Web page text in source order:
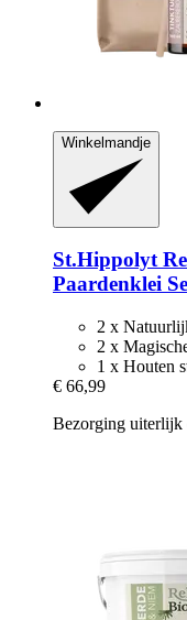
Winkelmandje
St.Hippolyt
Paardenklei
2 x
2 x
1 x Houten
€ 66,99
Bezorging uiterlijk